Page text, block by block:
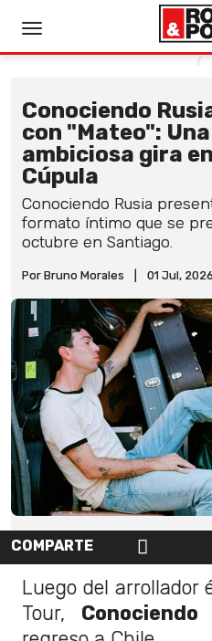
Conociendo
con "Mateo":
ambiciosa gira
Cúpula​
Conociendo Rusia
formato íntimo que se
octubre en Santiago.
Por Bruno Morales 01 Jul,
COMPARTE
Luego del arrollador
Tour, Conociendo